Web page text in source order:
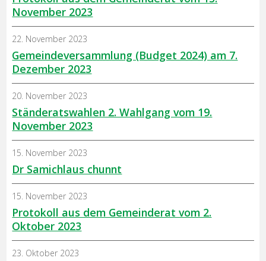
November 2023
Gemeindeversammlung (Budget 2024) am 7.
Dezember 2023
22. November 2023
Ständeratswahlen 2. Wahlgang vom 19.
November 2023
20. November 2023
Dr Samichlaus chunnt
15. November 2023
Protokoll aus dem Gemeinderat vom 2.
Oktober 2023
15. November 2023
23. Oktober 2023